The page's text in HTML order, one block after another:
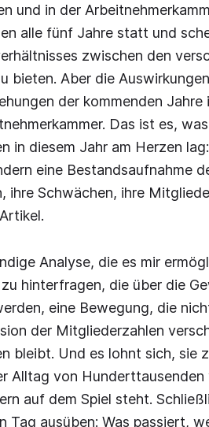
und in der
alle fünf Jahre statt und
zwischen den
bieten. Aber die
der kommenden
Das ist es,
in diesem Jahr am Herzen
eine Bestandsaufnahme
ihre Schwächen, ihre
Analyse, die es mir
hinterfragen, die über die
eine Bewegung, die
der Mitgliederzahlen
bleibt. Und es lohnt sich, sie
Alltag von
auf dem Spiel steht.
Tag ausüben: Was passiert,